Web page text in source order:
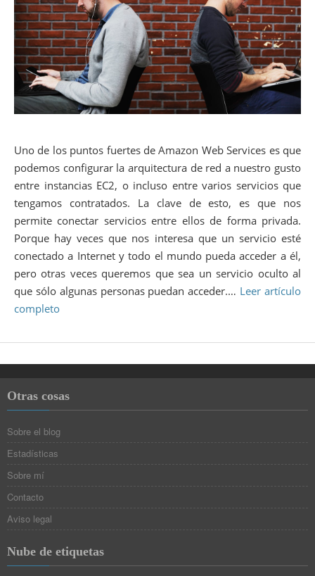
Uno de los puntos fuertes de Amazon Web Services es que
podemos configurar la arquitectura de red a nuestro gusto
entre instancias EC2, o incluso entre varios servicios que
tengamos contratados. La clave de esto, es que nos
permite conectar servicios entre ellos de forma privada.
Porque hay veces que nos interesa que un servicio esté
conectado a Internet y todo el mundo pueda acceder a él,
pero otras veces queremos que sea un servicio oculto al
que sólo algunas personas puedan acceder.… Leer artículo
completo
Otras cosas
Sobre el blog
Estadísticas
Sobre mí
Contacto
Aviso legal
Nube de etiquetas